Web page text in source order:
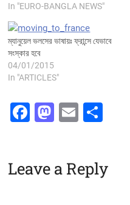
In "EURO-BANGLA NEWS"
ম্যানুয়েল ভলসের ভাষায়ঃ ফ্রান্সে যেভাবে
সংস্কার হবে
04/01/2015
In "ARTICLES"
F
e
M
o
E
l
e
Leave a Reply